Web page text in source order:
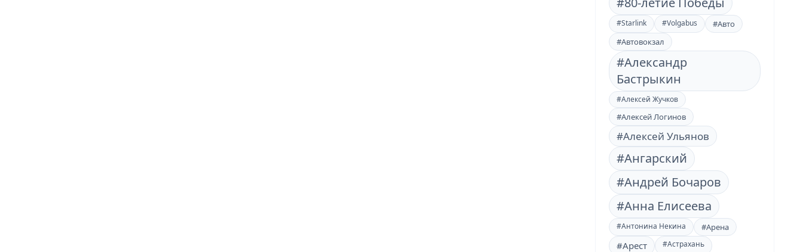
#Starlink #Volgabus
#Авто
#Автовокзал
#Александр
Бастрыкин
#Алексей Жучков
#Алексей Логинов
#Алексей Ульянов
#Ангарский
#Андрей Бочаров
#Анна Елисеева
#Антонина Некина #Арена
#Арест #Астрахань